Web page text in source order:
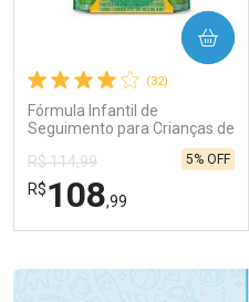
(32)
Fórmula Infantil de
Seguimento para Crianças de
Primeira Infância Nestonutri
2 Unidades de 800g cada
R$ 114,99
R$108,99
5% OFF
COMPRAR